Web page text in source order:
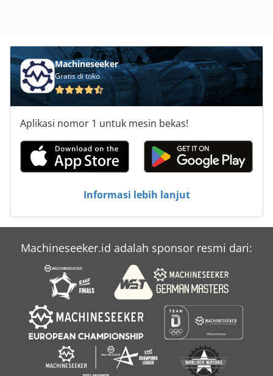
Machineseeker
Gratis di toko
Aplikasi nomor 1 untuk mesin bekas!
Informasi lebih lanjut
Machineseeker.id adalah sponsor resmi dari: